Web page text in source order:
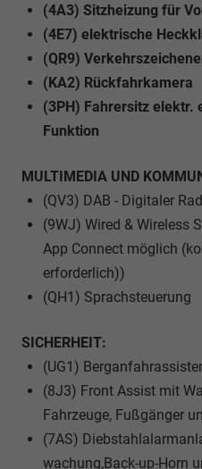
(4A3) Sitzheizung für
(4E7) elektrische
(QR9)
(KA2) Rückfahrkamera
(3PH) Fahrersitz elektr.
Funktion
MULTIMEDIA UND
(QV3) DAB - Digitaler
(9WJ) Wired & Wireless
App Connect möglich
erforderlich))
(QH1) Sprachsteuerung
SICHERHEIT:
(UG1)
(8J3) Front Assist mit
Fahrzeuge, Fußgänger
(7AS)
wachung,Back-up-Horn